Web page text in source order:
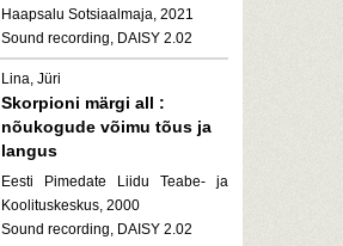
Haapsalu Sotsiaalmaja, 2021
Sound recording, DAISY 2.02
Lina, Jüri
Skorpioni märgi all :
nõukogude võimu tõus ja
langus
Eesti Pimedate Liidu Teabe- ja
Koolituskeskus, 2000
Sound recording, DAISY 2.02